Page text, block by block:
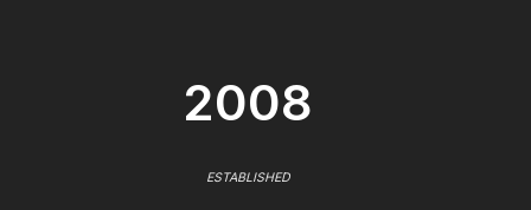
2008
ESTABLISHED